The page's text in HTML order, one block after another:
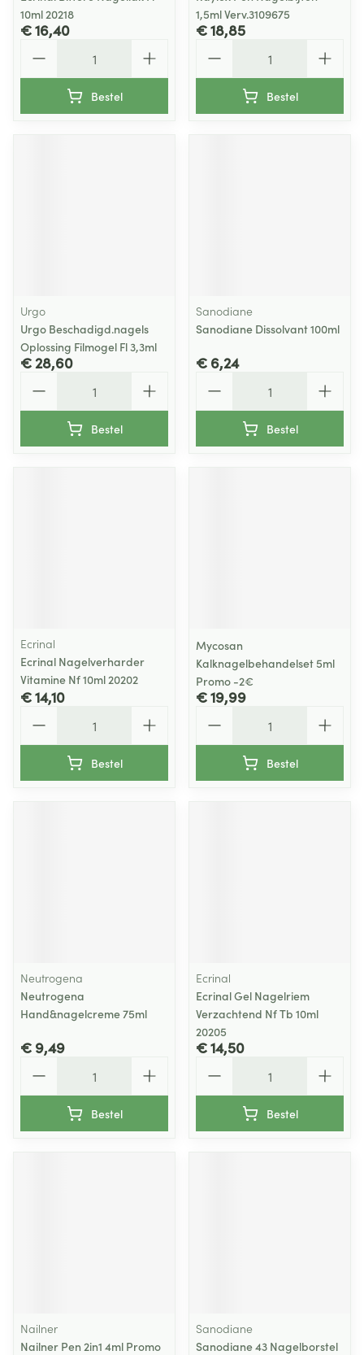
10ml 20218
€ 16,40
Bestel
1,5ml Verv.3109675
€ 18,85
Bestel
Urgo
Urgo Beschadigd.nagels
Oplossing Filmogel Fl 3,3ml
€ 28,60
Bestel
Sanodiane
Sanodiane Dissolvant 100ml
€ 6,24
Bestel
Ecrinal
Ecrinal Nagelverharder
Vitamine Nf 10ml 20202
€ 14,10
Bestel
Mycosan
Kalknagelbehandelset 5ml
Promo -2€
€ 19,99
Bestel
Neutrogena
Neutrogena
Hand&nagelcreme 75ml
€ 9,49
Bestel
Ecrinal
Ecrinal Gel Nagelriem
Verzachtend Nf Tb 10ml
20205
€ 14,50
Bestel
Nailner
Nailner Pen 2in1 4ml Promo
Sanodiane
Sanodiane 43 Nagelborstel